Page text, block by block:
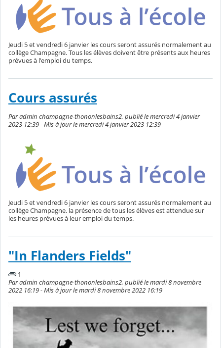
Jeudi 5 et vendredi 6 janvier les cours seront assurés normalement au
collège Champagne. Tous les élèves doivent être présents aux heures
prévues à l'emploi du temps.
Cours assurés
Par admin champagne-thononlesbains2, publié le mercredi 4 janvier
2023 12:39 - Mis à jour le mercredi 4 janvier 2023 12:39
Jeudi 5 et vendredi 6 janvier les cours seront assurés normalement au
collège Champagne. la présence de tous les élèves est attendue sur
les heures prévues à leur emploi du temps.
"In Flanders Fields"
1
Par admin champagne-thononlesbains2, publié le mardi 8 novembre
2022 16:19 - Mis à jour le mardi 8 novembre 2022 16:19